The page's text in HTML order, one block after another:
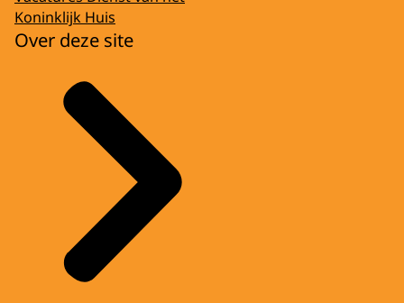
Koninklijk Huis
Over deze site